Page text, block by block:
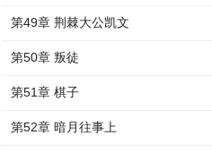
第49章 荆棘大公凯文
第50章 叛徒
第51章 棋子
第52章 暗月往事上